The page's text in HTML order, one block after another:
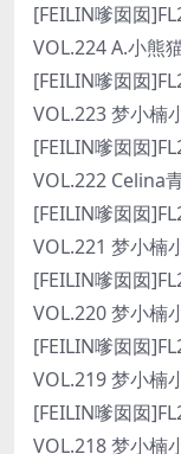
[FEILIN嗲囡囡
VOL.224 A.小熊
[FEILIN嗲囡囡
VOL.223 梦小楠
[FEILIN嗲囡囡
VOL.222 Celina
[FEILIN嗲囡囡
VOL.221 梦小楠
[FEILIN嗲囡囡
VOL.220 梦小楠
[FEILIN嗲囡囡
VOL.219 梦小楠
[FEILIN嗲囡囡
VOL.218 梦小楠